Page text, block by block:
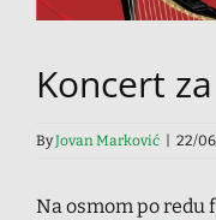
Koncert
ByJovan Marković 22/
Na osmom po